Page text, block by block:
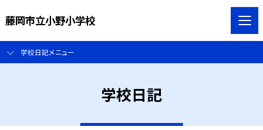
藤岡市立小野小学校
学校日記メニュー
学校日記